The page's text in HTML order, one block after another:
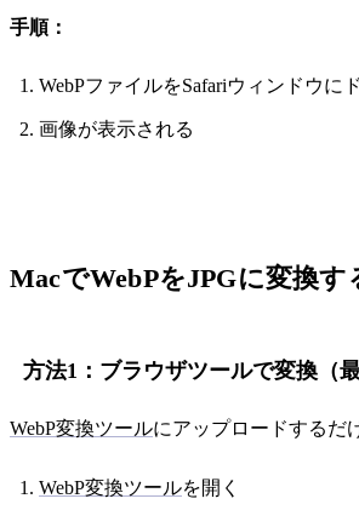
手順：
WebPファイルをSafariウィンドウに
画像が表示される
MacでWebPをJPGに変換す
方法1：ブラウザツールで変換（最
WebP変換ツールにアップロードするだ
WebP変換ツールを開く